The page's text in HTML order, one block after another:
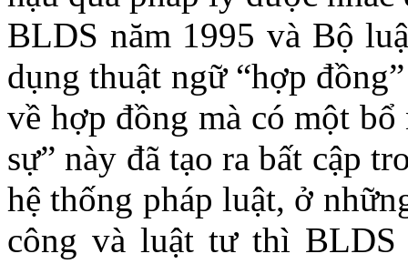
BLDS năm 1995 và Bộ
dụng thuật ngữ “hợp
về hợp đồng mà có một bổ
sự” này đã tạo ra bất cập
hệ thống pháp luật, ở
công và luật tư thì